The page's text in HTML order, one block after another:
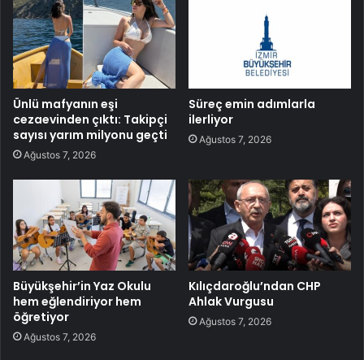
Ünlü mafyanın eşi
cezaevinden çıktı: Takipçi
sayısı yarım milyonu geçti
Ağustos 7, 2026
Süreç emin adımlarla
ilerliyor
Ağustos 7, 2026
Büyükşehir’in Yaz Okulu
hem eğlendiriyor hem
öğretiyor
Ağustos 7, 2026
Kılıçdaroğlu’ndan CHP
Ahlak Vurgusu
Ağustos 7, 2026